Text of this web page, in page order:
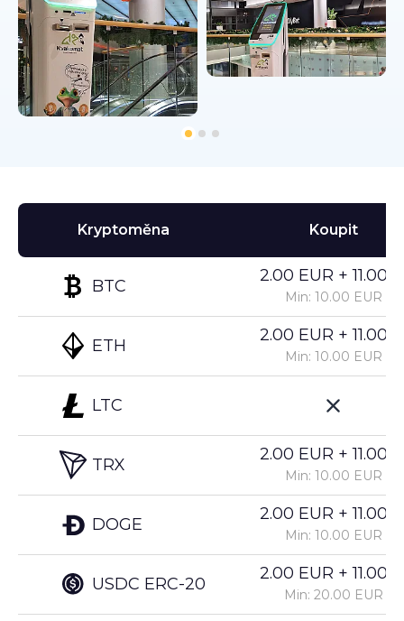
Kryptoměna
BTC
ETH
LTC
TRX
DOGE
USDC ERC-20
Koupit
2.00 EUR +
Min: 10.00 EUR
2.00 EUR +
Min: 10.00 EUR
2.00 EUR +
Min: 10.00 EUR
2.00 EUR +
Min: 10.00 EUR
2.00 EUR +
Min: 20.00 EUR